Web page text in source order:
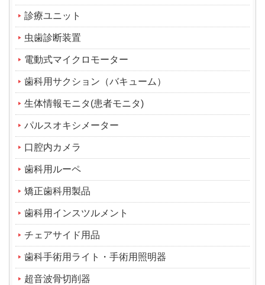
診療ユニット
虫歯診断装置
電動式マイクロモーター
歯科用サクション（バキューム）
生体情報モニタ(患者モニタ)
パルスオキシメーター
口腔内カメラ
歯科用ルーペ
矯正歯科用製品
歯科用インスツルメント
チェアサイド用品
歯科手術用ライト・手術用照明器
超音波骨切削器